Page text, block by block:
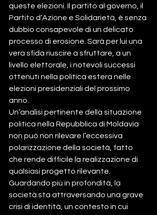
queste elezioni. Il partito al governo, il
Partito d’Azione e Solidarietà, è senza
dubbio consapevole di un delicato
processo di erosione. Sarà per lui una
vera sfida riuscire a sfruttare, a un
livello elettorale, i notevoli successi
ottenuti nella politica estera nelle
elezioni presidenziali del prossimo
anno.
Un’analisi pertinente della situazione
politica nella Repubblica di Moldavia
non può non rilevare l’eccessiva
polarizzazione della società, fatto
che rende difficile la realizzazione di
qualsiasi progetto rilevante.
Guardando più in profondità, la
società sta attraversando una grave
crisi di identità, un contesto in cui